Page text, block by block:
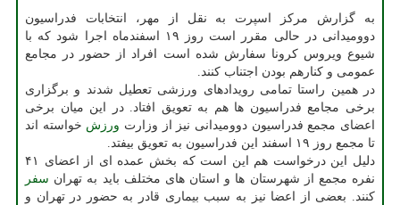
به گزارش مركز اسپرت به نقل از مهر، انتخابات فدراسیون
دوومیدانی در حالی مقرر است روز ۱۹ اسفندماه اجرا شود كه با
شیوع ویروس كرونا سفارش شده است افراد از حضور در مجامع
عمومی و كنارهم بودن اجتناب كنند.
در همین راستا تمامی رویدادهای ورزشی تعطیل شدند و برگزاری
برخی مجامع فدراسیون ها هم به تعویق افتاد. در این میان برخی
اعضای مجمع فدراسیون دوومیدانی نیز از وزارت ورزش خواسته اند
تا مجمع روز ۱۹ اسفند این فدراسیون به تعویق بیفتد.
دلیل این درخواست هم این است كه بخش عمده ای از اعضای ۴۱
نفره مجمع از شهرستان ها و استان های مختلف باید به تهران سفر
كنند. بعضی از اعضا نیز به سبب بیماری قادر به حضور در تهران و